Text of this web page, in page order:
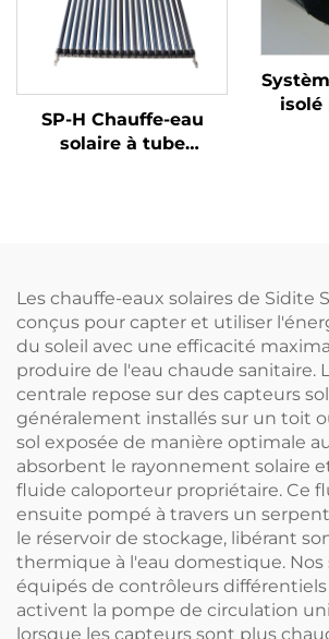
SP-H Chauffe-eau
solaire à tube
autostandards
isolé
Les chauffe-eaux solaires de Sidite
conçus pour capter et utiliser
du soleil avec une efficacité
produire de l'eau chaude sanitaire.
centrale repose sur des capteurs
généralement installés sur un toit
sol exposée de manière optimale
absorbent le rayonnement solaire
fluide caloporteur propriétaire. Ce
ensuite pompé à travers un
le réservoir de stockage, libérant
thermique à l'eau domestique. Nos
équipés de contrôleurs
activent la pompe de circulation
lorsque les capteurs sont plus